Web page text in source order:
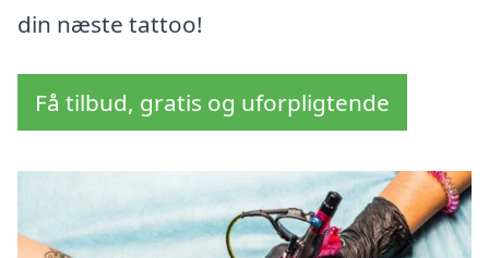
din næste tattoo!
Få tilbud, gratis og uforpligtende